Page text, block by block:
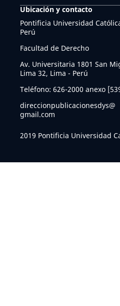
Ubicación y contacto
Pontificia Universidad
Perú
Facultad de Derecho
Av. Universitaria 1801 San
Lima 32, Lima - Perú
Teléfono: 626-2000 anexo
direccionpublicacionesdys@
gmail.com
2019 Pontificia Universidad